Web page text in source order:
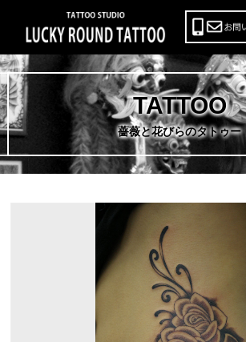
TATTOO
薔薇と花びらのタトゥー